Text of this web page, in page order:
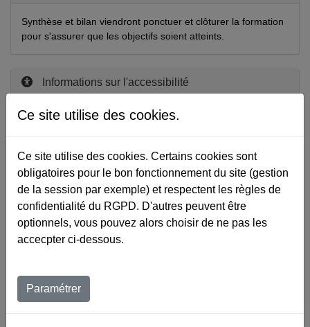
Synthèse et bilan viendront ponctuer et clôturer la formation
pour s'assurer que les objectifs soient atteints.
Informations sur l'accessibilité
Notre formation est accessible aux personnes à mobilité réduite.
M'inscrire à la formation
Veuillez décrire votre situation
Ce site utilise des cookies.
Ce site utilise des cookies. Certains cookies sont
obligatoires pour le bon fonctionnement du site (gestion
de la session par exemple) et respectent les règles de
confidentialité du RGPD. D'autres peuvent être
optionnels, vous pouvez alors choisir de ne pas les
accecpter ci-dessous.
Paramétrer